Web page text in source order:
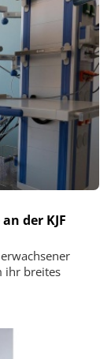
der KJF
ihr breites